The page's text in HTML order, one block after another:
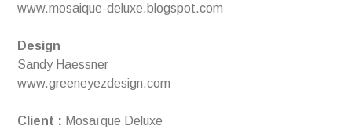
www.mosaique-deluxe.blogspot.com
Design
Sandy Haessner
www.greeneyezdesign.com
Client : Mosaïque Deluxe